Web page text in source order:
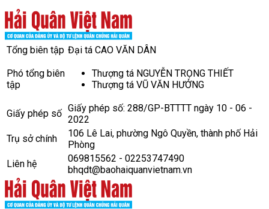
Tổng biên tập Đại tá CAO VĂN DÂN
Phó tổng biên
tập
Thượng tá NGUYỄN TRỌNG THIẾT
Thượng tá VŨ VĂN HƯỞNG
Giấy phép số Giấy phép số: 288/GP-BTTTT ngày 10 - 06 -
2022
Trụ sở chính
106 Lê Lai, phường Ngô Quyền, thành phố Hải
Phòng
Liên hệ
069815562 - 02253747490
bhqdt@baohaiquanvietnam.vn